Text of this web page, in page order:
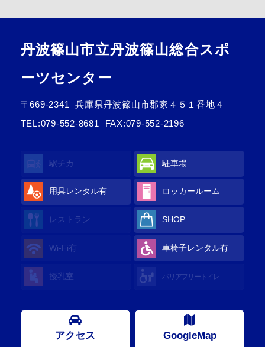
丹波篠山市立丹波篠山総合スポ
ーツセンター
〒669-2341
兵庫県丹波篠山市郡家４５１番地４
TEL:079-552-8681 FAX:079-552-2196
駅チカ 駐車場
用具レンタル有 ロッカールーム
レストラン SHOP
Wi-Fi有 車椅子レンタル有
授乳室 バリアフリートイレ
アクセス GoogleMap